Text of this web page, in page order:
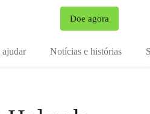
Doe agora
Notícias e histórias